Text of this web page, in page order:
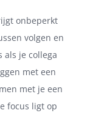
onbeperkt
volgen en
als je collega
met een
met je een
focus ligt op